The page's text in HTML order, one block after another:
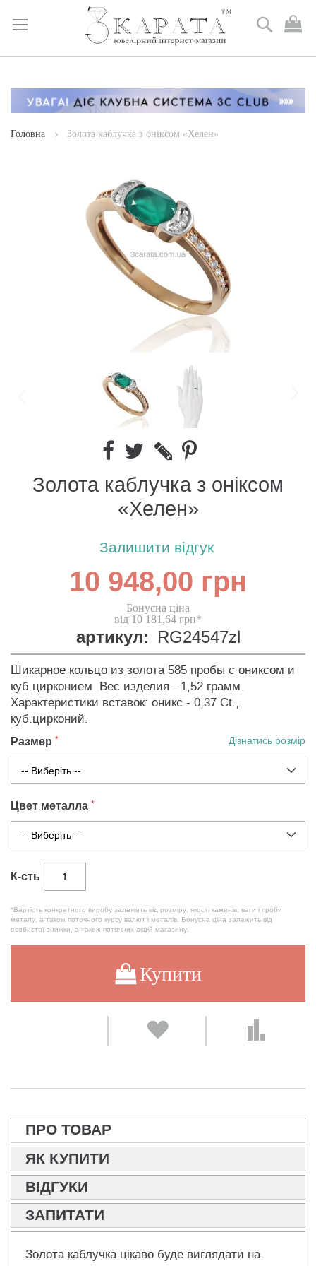
Skip
Content
Пошук
Головна Золота каблучка з оніксом «Хелен»
Золота каблучка з оніксом
«Хелен»
Залишити відгук
10 948,00 грн
Бонусна ціна
від 10 181,64 грн*
артикул: RG24547zl
Шикарное кольцо из золота 585 пробы с ониксом и
куб.цирконием. Вес изделия - 1,52 грамм.
Характеристики вставок: оникс - 0,37 Ct.,
куб.цирконий.
Размер Дізнатись розмір
Цвет металла
К-сть
*Вартість конкретного виробу залежить від розміру, якості каменів, ваги і проби
металу, а також поточного курсу валют і металів. Бонусна ціна залежить від
особистої знижки, а також поточних акцій магазину.
Купити
ПРО ТОВАР
ЯК КУПИТИ
ВІДГУКИ
ЗАПИТАТИ
Золота каблучка цікаво буде виглядати на